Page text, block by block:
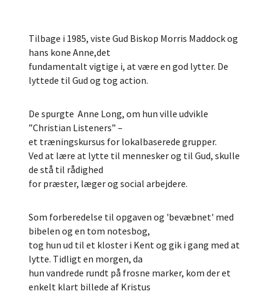
Tilbage i 1985, viste Gud Biskop Morris Maddock og
hans kone Anne,det
fundamentalt vigtige i, at være en god lytter. De
lyttede til Gud og tog action.
De spurgte Anne Long, om hun ville udvikle
”Christian Listeners” –
et træningskursus for lokalbaserede grupper.
Ved at lære at lytte til mennesker og til Gud, skulle
de stå til rådighed
for præster, læger og social arbejdere.
Som forberedelse til opgaven og 'bevæbnet' med
bibelen og en tom notesbog,
tog hun ud til et kloster i Kent og gik i gang med at
lytte. Tidligt en morgen, da
hun vandrede rundt på frosne marker, kom der et
enkelt klart billede af Kristus